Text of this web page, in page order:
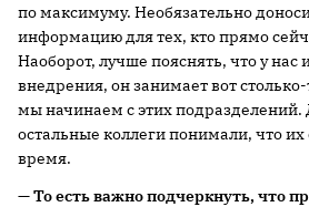
по максимуму. Необязательно
информацию для тех, кто прямо
Наоборот, лучше пояснять, что у нас
внедрения, он занимает вот
мы начинаем с этих подразделений.
остальные коллеги понимали, что
время.
— То есть важно подчеркнуть, что